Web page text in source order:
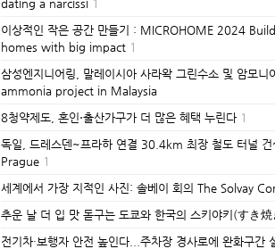
dating a narcissi 1
이상적인 작은 공간 만들기 : MICROHOME 2024
homes with big impact 1
삼성엔지니어링, 말레이시아 사라왁 그린수소 및 암
ammonia project in Malaysia
8청약제도, 혼인⋅출산가구가 더 많은 혜택 누린다 1
독일, 드레스덴~프라하 연결 30.4km 최장 철도 터
Prague 1
세계에서 가장 지적인 사진: 솔베이 회의 The
추운 날 더 입 맛 돋구는 도쿄와 한국의 스키야키(すき
전기차·보행자 안전 높인다...주차장 경사로에 완화구